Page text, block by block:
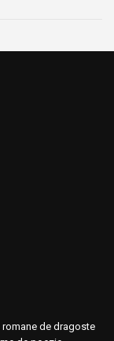
de dragoste